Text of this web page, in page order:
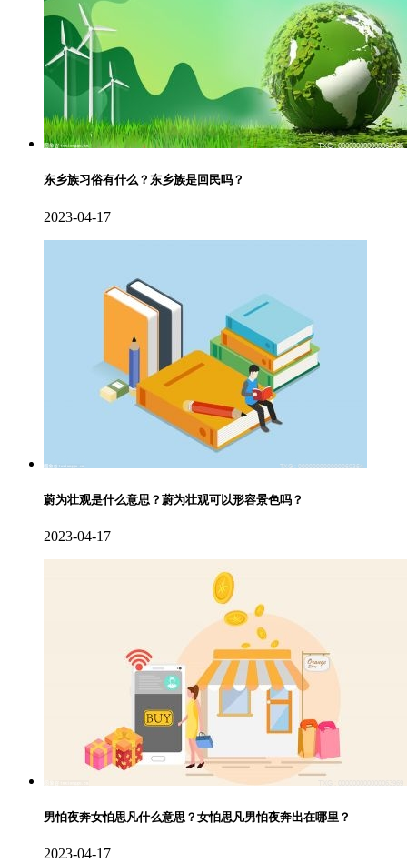
东乡族习俗有什么？东乡族是回民吗？
2023-04-17
蔚为壮观是什么意思？蔚为壮观可以形容景色吗？
2023-04-17
男怕夜奔女怕思凡什么意思？女怕思凡男怕夜奔出在哪里？
2023-04-17